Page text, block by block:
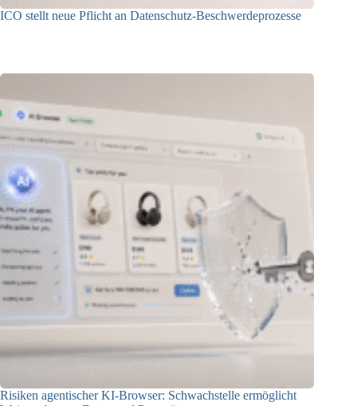
ICO stellt neue Pflicht an Datenschutz-Beschwerdeprozesse
Risiken agentischer KI-Browser: Schwachstelle ermöglicht